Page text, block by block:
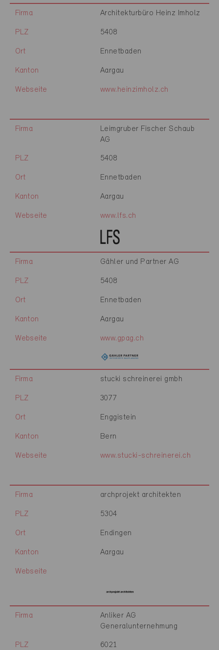
Firma Architekturbüro Heinz Imholz
PLZ 5408
Ort Ennetbaden
Kanton Aargau
Webseite www.heinzimholz.ch
Firma
Leimgruber Fischer Schaub
AG
PLZ 5408
Ort Ennetbaden
Kanton Aargau
Webseite www.lfs.ch
Firma Gähler und Partner AG
PLZ 5408
Ort Ennetbaden
Kanton Aargau
Webseite www.gpag.ch
Firma stucki schreinerei gmbh
PLZ 3077
Ort Enggistein
Kanton Bern
Webseite www.stucki-schreinerei.ch
Firma archprojekt architekten
PLZ 5304
Ort Endingen
Kanton Aargau
Webseite
Firma
Anliker AG
Generalunternehmung
PLZ 6021